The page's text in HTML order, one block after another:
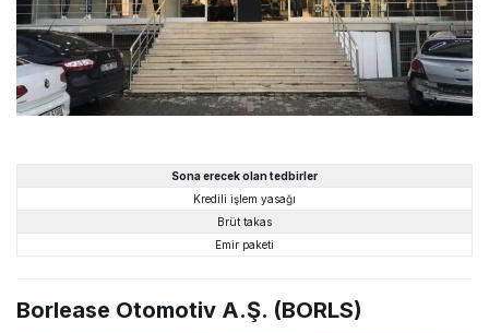
Sona erecek olan tedbirler
Kredili işlem yasağı
Brüt takas
Emir paketi
Borlease Otomotiv A.Ş. (BORLS)